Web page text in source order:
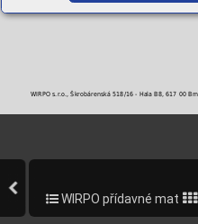
WIRPO s.r.o., Škrobárenská 518/16 - Hala B8, 617 00
WIRPO přídavné